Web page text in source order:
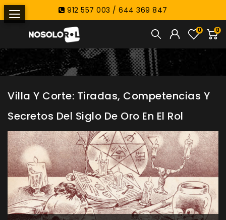
912 557 003 / 644 369 847
0
0
Villa Y Corte: Tiradas, Competencias Y
Secretos Del Siglo De Oro En El Rol